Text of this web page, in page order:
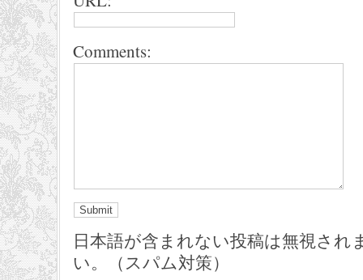
Comments:
日本語が含まれない投稿は無視され
い。（スパム対策）